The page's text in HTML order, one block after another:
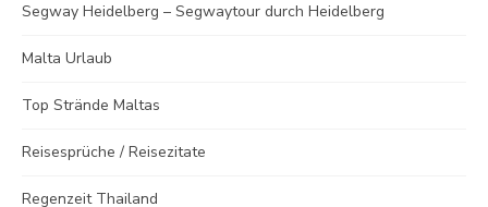
Segway Heidelberg – Segwaytour durch Heidelberg
Malta Urlaub
Top Strände Maltas
Reisesprüche / Reisezitate
Regenzeit Thailand